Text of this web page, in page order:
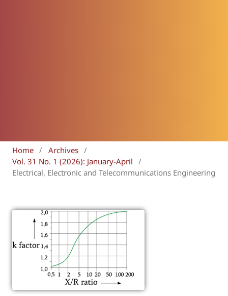
Home / Archives /
Vol. 31 No. 1 (2026): January-April
/
Electrical, Electronic and Telecommunications Engineering